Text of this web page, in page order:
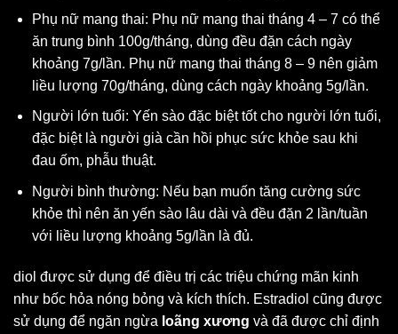
Phụ nữ mang thai: Phụ nữ mang thai tháng 4 – 7 có thể
ăn trung bình 100g/tháng, dùng đều đặn cách ngày
khoảng 7g/lần. Phụ nữ mang thai tháng 8 – 9 nên giảm
liều lượng 70g/tháng, dùng cách ngày khoảng 5g/lần.
Người lớn tuổi: Yến sào đặc biệt tốt cho người lớn tuổi,
đặc biệt là người già cần hồi phục sức khỏe sau khi
đau ốm, phẫu thuật.
Người bình thường: Nếu bạn muốn tăng cường sức
khỏe thì nên ăn yến sào lâu dài và đều đặn 2 lần/tuần
với liều lượng khoảng 5g/lần là đủ.
diol được sử dụng để điều trị các triệu chứng mãn kinh
như bốc hỏa nóng bỏng và kích thích. Estradiol cũng được
sử dụng để ngăn ngừa loãng xương và đã được chỉ định